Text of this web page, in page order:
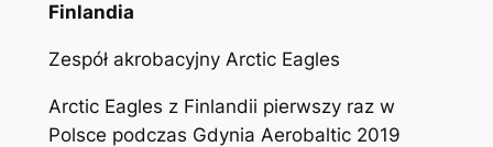
Finlandia
Zespół akrobacyjny Arctic Eagles
Arctic Eagles z Finlandii pierwszy raz w
Polsce podczas Gdynia Aerobaltic 2019